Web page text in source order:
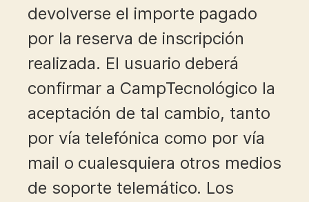
devolverse el importe pagado
por la reserva de inscripción
realizada. El usuario deberá
confirmar a CampTecnológico la
aceptación de tal cambio, tanto
por vía telefónica como por vía
mail o cualesquiera otros medios
de soporte telemático. Los